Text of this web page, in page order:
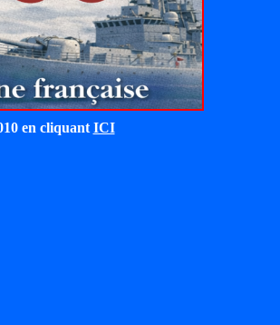
en cliquant ICI